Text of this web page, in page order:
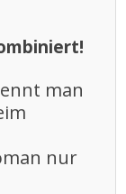
!
man
nur